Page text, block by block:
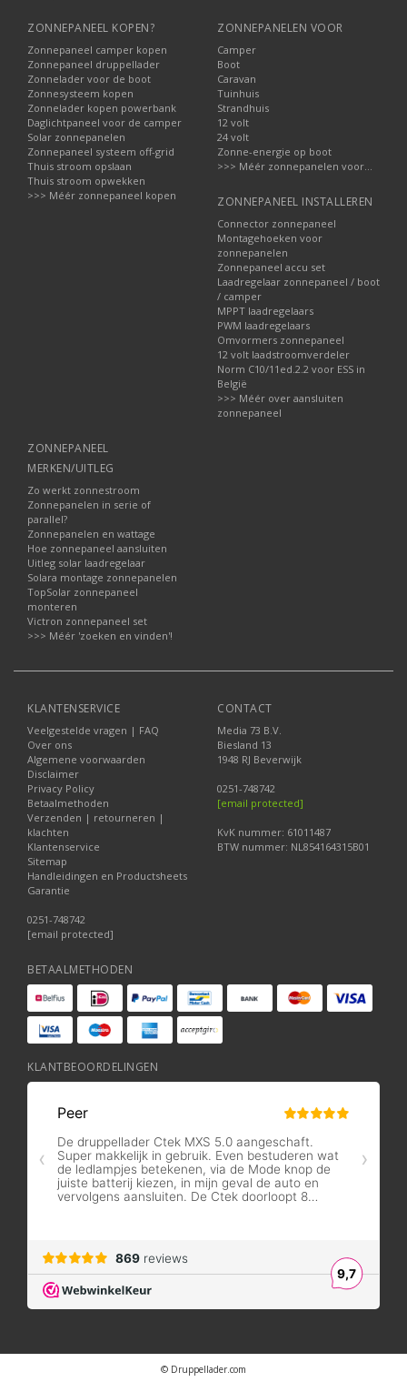
ZONNEPANEEL KOPEN?
Zonnepaneel camper kopen
Zonnepaneel druppellader
Zonnelader voor de boot
Zonnesysteem kopen
Zonnelader kopen powerbank
Daglichtpaneel voor de camper
Solar zonnepanelen
Zonnepaneel systeem off-grid
Thuis stroom opslaan
Thuis stroom opwekken
>>> Méér zonnepaneel kopen
ZONNEPANELEN VOOR
Camper
Boot
Caravan
Tuinhuis
Strandhuis
12 volt
24 volt
Zonne-energie op boot
>>> Méér zonnepanelen voor...
ZONNEPANEEL INSTALLEREN
Connector zonnepaneel
Montagehoeken voor
zonnepanelen
Zonnepaneel accu set
Laadregelaar zonnepaneel / boot
/ camper
MPPT laadregelaars
PWM laadregelaars
Omvormers zonnepaneel
12 volt laadstroomverdeler
Norm C10/11ed.2.2 voor ESS in
België
>>> Méér over aansluiten
zonnepaneel
ZONNEPANEEL
MERKEN/UITLEG
Zo werkt zonnestroom
Zonnepanelen in serie of
parallel?
Zonnepanelen en wattage
Hoe zonnepaneel aansluiten
Uitleg solar laadregelaar
Solara montage zonnepanelen
TopSolar zonnepaneel
monteren
Victron zonnepaneel set
>>> Méér 'zoeken en vinden'!
KLANTENSERVICE
Veelgestelde vragen | FAQ
Over ons
Algemene voorwaarden
Disclaimer
Privacy Policy
Betaalmethoden
Verzenden | retourneren |
klachten
Klantenservice
Sitemap
Handleidingen en Productsheets
Garantie
0251-748742
[email protected]
CONTACT
Media 73 B.V.
Biesland 13
1948 RJ Beverwijk
0251-748742
[email protected]
KvK nummer: 61011487
BTW nummer: NL854164315B01
BETAALMETHODEN
KLANTBEOORDELINGEN
© Druppellader.com